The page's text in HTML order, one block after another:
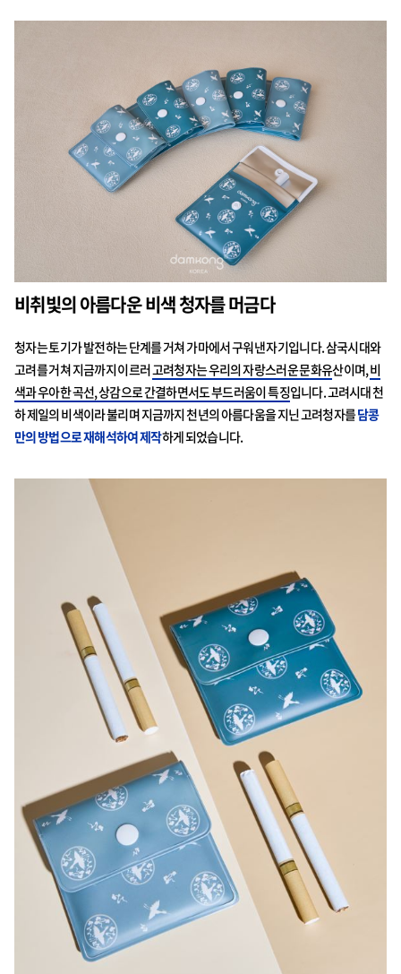
비취빛의 아름다운 비색 청자를 머금다
청자는 토기가 발전하는 단계를 거쳐 가마에서 구워낸 자기입니다. 삼국시대와
고려를 거쳐 지금까지 이르러고려청자는 우리의 자랑스러운 문화유산이며,비
색과 우아한 곡선, 상감으로 간결하면서도 부드러움이 특징입니다. 고려시대 천
하 제일의 비색이라 불리며 지금까지 천년의 아름다움을 지닌 고려청자를담콩
만의 방법으로 재해석하여 제작하게 되었습니다.